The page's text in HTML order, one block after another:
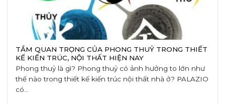
TẦM QUAN TRỌNG CỦA PHONG THUỶ TRONG THIẾT
KẾ KIẾN TRÚC, NỘI THẤT HIỆN NAY
Phong thuỷ là gì? Phong thuỷ có ảnh hưởng to lớn như
thế nào trong thiết kế kiến trúc nội thất nhà ở? PALAZIO
có...